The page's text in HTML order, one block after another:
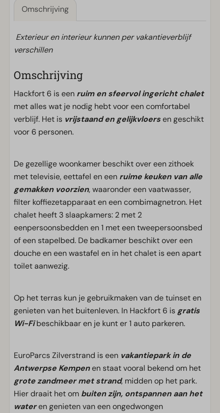
Omschrijving
Exterieur en interieur kunnen per vakantieverblijf
verschillen
Omschrijving
Hackfort 6 is een ruim en sfeervol ingericht chalet
met alles wat je nodig hebt voor een comfortabel
verblijf. Het is vrijstaand en gelijkvloersen geschikt
voor 6 personen.
De gezellige woonkamer beschikt over een zithoek
met televisie, eettafel en een ruime keuken van alle
gemakken voorzien, waaronder een vaatwasser,
filter koffiezetapparaat en een combimagnetron. Het
chalet heeft 3 slaapkamers: 2 met 2
eenpersoonsbedden en 1 met een tweepersoonsbed
of een stapelbed. De badkamer beschikt over een
douche en een wastafel en in het chalet is een apart
toilet aanwezig.
Op het terras kun je gebruikmaken van de tuinset en
genieten van het buitenleven. In Hackfort 6 is gratis
Wi-Fibeschikbaar en je kunt er 1 auto parkeren.
EuroParcs Zilverstrand is een vakantiepark in de
Antwerpse Kempenen staat vooral bekend om het
grote zandmeer met strand, midden op het park.
Hier draait het om buiten zijn, ontspannen aan het
wateren genieten van een ongedwongen